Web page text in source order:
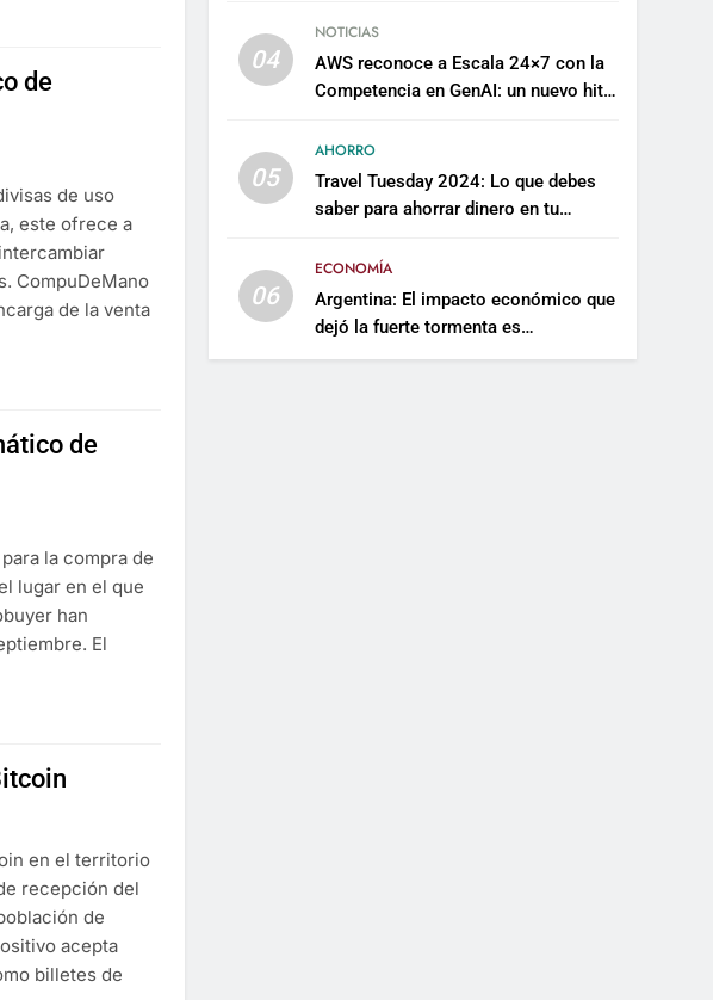
de
de uso
este ofrece a
CompuDeMano
de la venta
de
la compra de
lugar en el que
han
El
en el territorio
recepción del
de
acepta
billetes de
sostenible
04
NOTICIAS
AWS reconoce a Escala 24×7 con la
Competencia en GenAI: un nuevo hito
artificial empresarial
05
AHORRO
Travel Tuesday 2024: Lo que debes
saber para ahorrar dinero en tu
06
ECONOMÍA
Argentina: El impacto económico que
dejó la fuerte tormenta es
incalculable